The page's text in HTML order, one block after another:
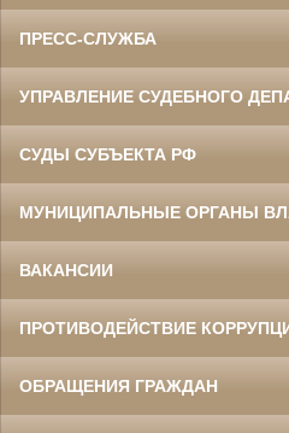
ПРЕСС-СЛУЖБА
УПРАВЛЕНИЕ СУДЕБНОГО
СУДЫ СУБЪЕКТА РФ
МУНИЦИПАЛЬНЫЕ ОРГАНЫ
ВАКАНСИИ
ПРОТИВОДЕЙСТВИЕ
ОБРАЩЕНИЯ ГРАЖДАН